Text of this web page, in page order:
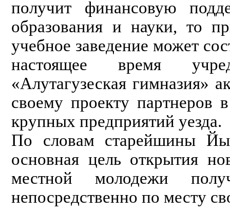
получит финансовую
образования и науки, то
учебное заведение может
настоящее время
«Алутагузеская гимназия»
своему проекту партнеров
крупных предприятий уезда.
По словам старейшины
основная цель открытия
местной молодежи
непосредственно по месту